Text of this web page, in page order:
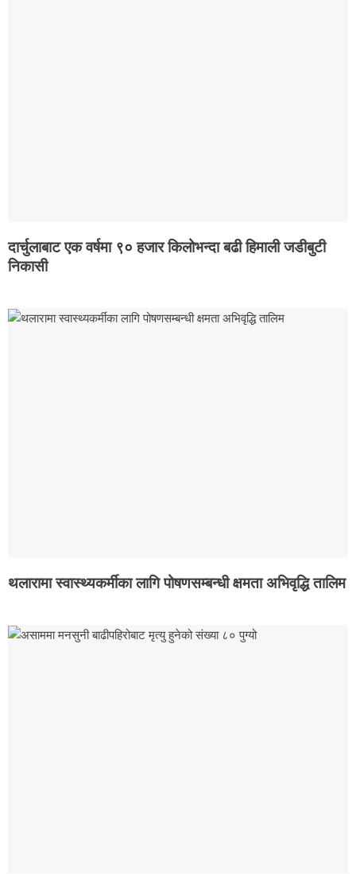
दार्चुलाबाट एक वर्षमा ९० हजार किलोभन्दा बढी हिमाली जडीबुटी
निकासी
थलारामा स्वास्थ्यकर्मीका लागि पोषणसम्बन्धी क्षमता अभिवृद्धि तालिम